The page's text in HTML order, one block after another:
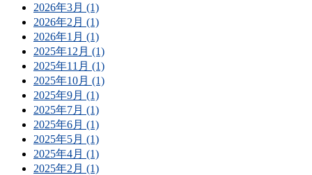
2026年3月 (1)
2026年2月 (1)
2026年1月 (1)
2025年12月 (1)
2025年11月 (1)
2025年10月 (1)
2025年9月 (1)
2025年7月 (1)
2025年6月 (1)
2025年5月 (1)
2025年4月 (1)
2025年2月 (1)